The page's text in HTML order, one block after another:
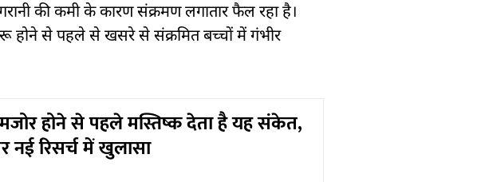
की कमी के कारण संक्रमण लगातार फैल रहा है।
होने से पहले से खसरे से संक्रमित बच्चों में गंभीर
होने से पहले मस्तिष्क देता है यह संकेत,
नई रिसर्च में खुलासा